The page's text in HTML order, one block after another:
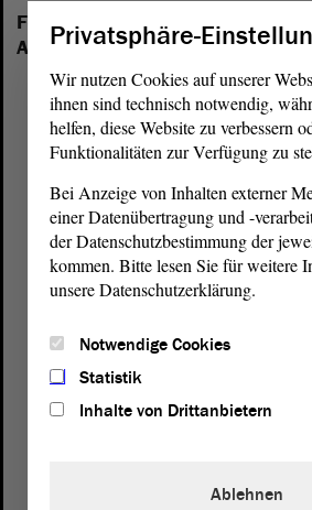
Folgende Fraktionen sind im
Anhalt vertreten:
Privatsphäre-
Wir nutzen Cookies auf unserer
ihnen sind technisch notwendig,
helfen, diese Website zu verbessern
Funktionalitäten zur Verfügung zu
Bei Anzeige von Inhalten externer
einer Datenübertragung und -
der Datenschutzbestimmung der
kommen. Bitte lesen Sie für weitere
unsere Datenschutzerklärung.
Notwendige Cookies
Statistik
Inhalte von Drittanbietern
Ablehnen